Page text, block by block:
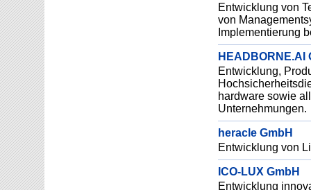
Entwicklung von
von
Implementierung
HEADBORNE.AI
Entwicklung,
hardware sowie
Unternehmungen.
heracle GmbH
Entwicklung von
ICO-LUX GmbH
Entwicklung